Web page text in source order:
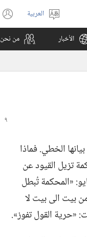
اختر
اللغة
العربية
الأخبار من نحن
العليا بيانها الخطي.‏ فماذا
تزيل القيود عن
«المحكمة تُبطل
بيت الى بيت لا
«حرية القول تفوز».‏